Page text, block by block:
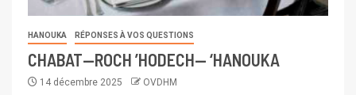
HANOUKA RÉPONSES À VOS QUESTIONS
CHABAT—ROCH ’HODECH— ‘HANOUKA
14 décembre 2025 OVDHM